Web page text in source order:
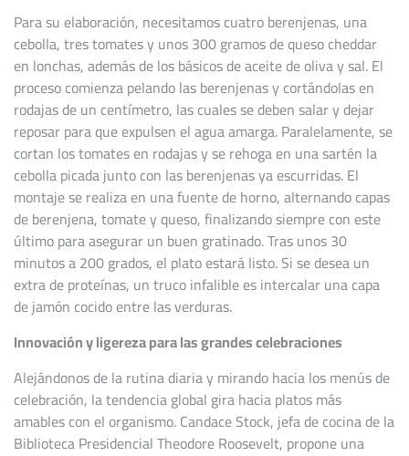
Para su elaboración, necesitamos cuatro berenjenas, una
cebolla, tres tomates y unos 300 gramos de queso cheddar
en lonchas, además de los básicos de aceite de oliva y sal. El
proceso comienza pelando las berenjenas y cortándolas en
rodajas de un centímetro, las cuales se deben salar y dejar
reposar para que expulsen el agua amarga. Paralelamente, se
cortan los tomates en rodajas y se rehoga en una sartén la
cebolla picada junto con las berenjenas ya escurridas. El
montaje se realiza en una fuente de horno, alternando capas
de berenjena, tomate y queso, finalizando siempre con este
último para asegurar un buen gratinado. Tras unos 30
minutos a 200 grados, el plato estará listo. Si se desea un
extra de proteínas, un truco infalible es intercalar una capa
de jamón cocido entre las verduras.
Innovación y ligereza para las grandes celebraciones
Alejándonos de la rutina diaria y mirando hacia los menús de
celebración, la tendencia global gira hacia platos más
amables con el organismo. Candace Stock, jefa de cocina de la
Biblioteca Presidencial Theodore Roosevelt, propone una